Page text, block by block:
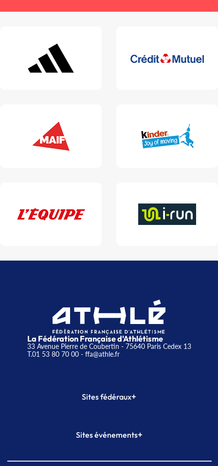
La Fédération Française d'Athlétisme
33 Avenue Pierre de Coubertin - 75640 Paris Cedex 13
T.01 53 80 70 00- ffa@athle.fr
Sites fédéraux+
Plateforme Formation
Sites événements+
Meeting de Paris indoor